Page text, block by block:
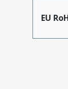
EU